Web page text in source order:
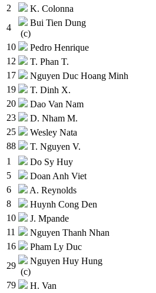
2
K. Colonna
4
Bui Tien Dung
(c)
10
Pedro Henrique
12
T. Phan T.
17
Nguyen Duc Hoang Minh
19
T. Dinh X.
20
Dao Van Nam
23
D. Nham M.
25
Wesley Nata
88
T. Nguyen V.
1
Do Sy Huy
5
Doan Anh Viet
6
A. Reynolds
8
Huynh Cong Den
10
J. Mpande
11
Nguyen Thanh Nhan
16
Pham Ly Duc
29
Nguyen Huy Hung
(c)
79
H. Van